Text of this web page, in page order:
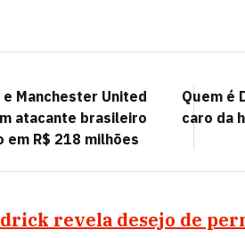
Manchester United
atacante brasileiro
em R$ 218 milhões
Quem é
caro da
revela desejo de